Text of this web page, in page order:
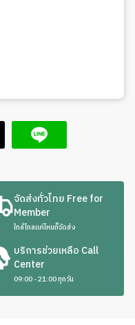
จัดส่งทั่วไทย Free for
Member
ใกล้ไกลแค่ไหนก็จัดส่ง
บริการช่วยเหลือ Call
Center
09:00 - 21:00 ทุกวัน